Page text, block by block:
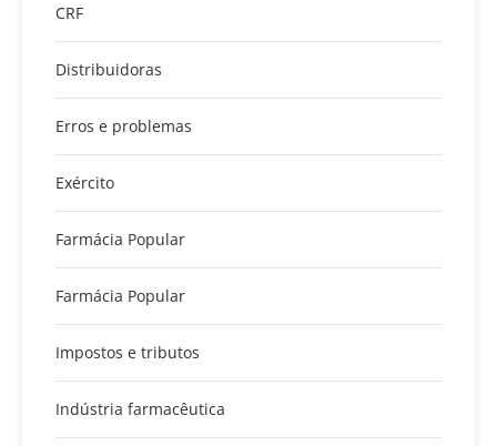
CRF
Distribuidoras
Erros e problemas
Exército
Farmácia Popular
Farmácia Popular
Impostos e tributos
Indústria farmacêutica